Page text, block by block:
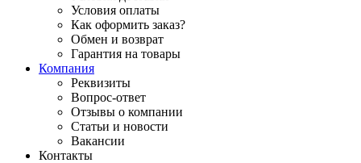
Условия оплаты
Как оформить заказ?
Обмен и возврат
Гарантия на товары
Компания
Реквизиты
Вопрос-ответ
Отзывы о компании
Статьи и новости
Вакансии
Контакты